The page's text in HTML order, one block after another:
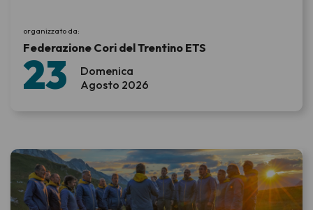
Domenica
23 Agosto 2026
organizzato da:
Federazione Cori del Trentino ETS